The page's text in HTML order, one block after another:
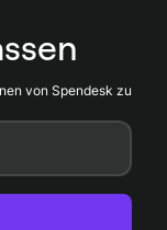
von Spendesk zu